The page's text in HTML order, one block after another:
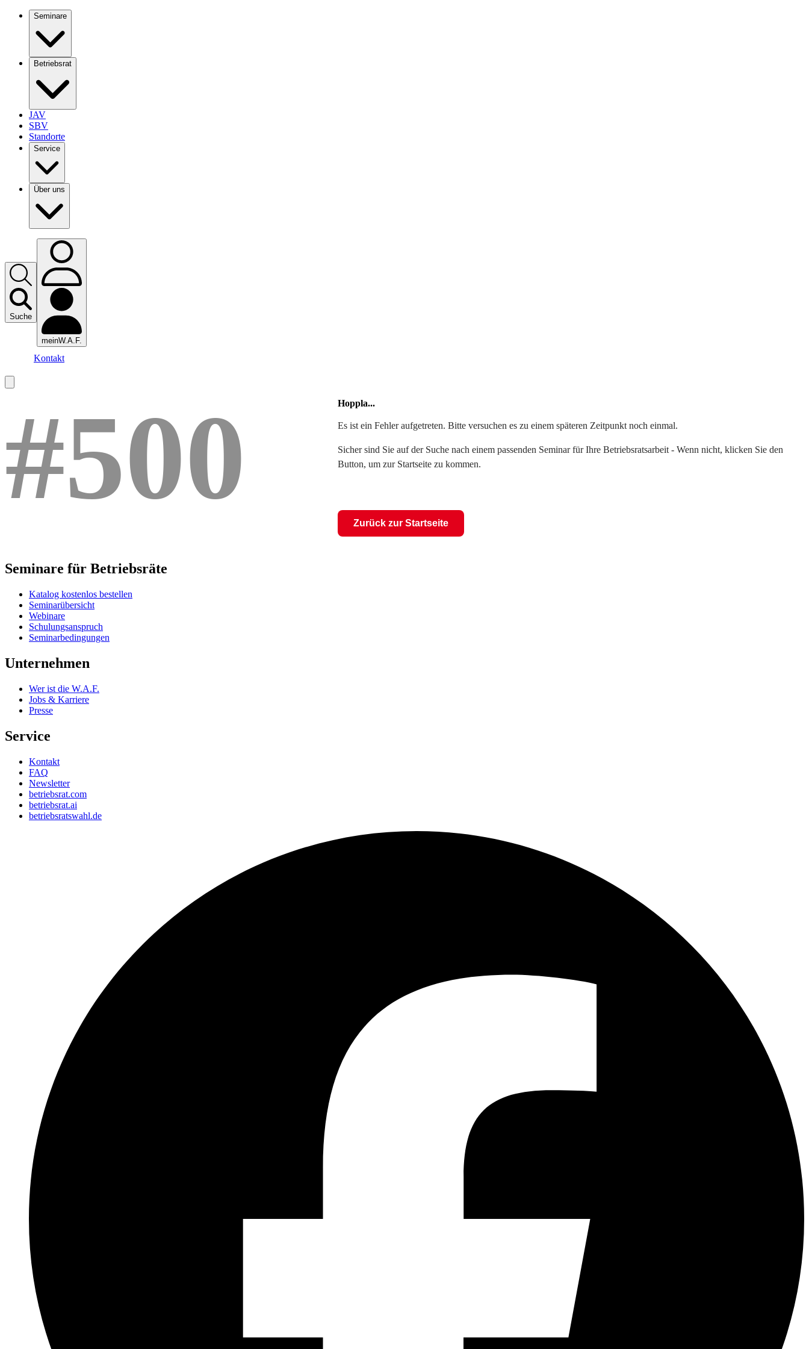
Seminare
Betriebsrat
JAV
SBV
Standorte
Service
Über uns
Suche
meinW.A.F.
Kontakt
#500 Hoppla...
Es ist ein Fehler aufgetreten. Bitte versuchen es zu einem späteren Zeitpunkt noch einmal.
Sicher sind Sie auf der Suche nach einem passenden Seminar für Ihre Betriebsratsarbeit - Wenn nicht, klicken Sie den
Button, um zur Startseite zu kommen.
Zurück zur Startseite
Seminare für Betriebsräte
Katalog kostenlos bestellen
Seminarübersicht
Webinare
Schulungsanspruch
Seminarbedingungen
Unternehmen
Wer ist die W.A.F.
Jobs & Karriere
Presse
Service
Kontakt
FAQ
Newsletter
betriebsrat.com
betriebsrat.ai
betriebsratswahl.de